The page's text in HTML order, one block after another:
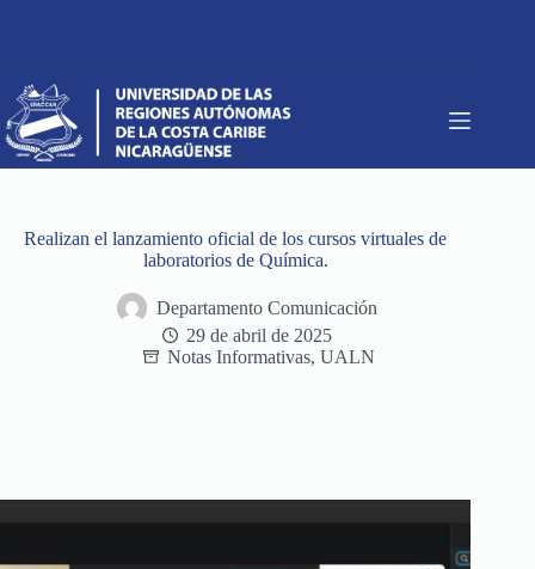
Realizan el lanzamiento oficial de los cursos virtuales de
laboratorios de Química.
Departamento Comunicación
29 de abril de 2025
Notas Informativas,UALN